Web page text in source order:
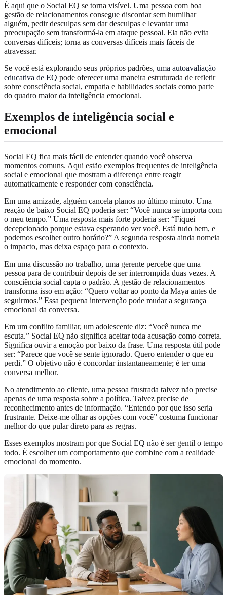
É aqui que o Social EQ se torna visível. Uma pessoa com boa
gestão de relacionamentos consegue discordar sem humilhar
alguém, pedir desculpas sem dar desculpas e levantar uma
preocupação sem transformá-la em ataque pessoal. Ela não evita
conversas difíceis; torna as conversas difíceis mais fáceis de
atravessar.
Se você está explorando seus próprios padrões, uma autoavaliação
educativa de EQ pode oferecer uma maneira estruturada de refletir
sobre consciência social, empatia e habilidades sociais como parte
do quadro maior da inteligência emocional.
Exemplos de inteligência social e
emocional
Social EQ fica mais fácil de entender quando você observa
momentos comuns. Aqui estão exemplos frequentes de inteligência
social e emocional que mostram a diferença entre reagir
automaticamente e responder com consciência.
Em uma amizade, alguém cancela planos no último minuto. Uma
reação de baixo Social EQ poderia ser: “Você nunca se importa com
o meu tempo.” Uma resposta mais forte poderia ser: “Fiquei
decepcionado porque estava esperando ver você. Está tudo bem, e
podemos escolher outro horário?” A segunda resposta ainda nomeia
o impacto, mas deixa espaço para o contexto.
Em uma discussão no trabalho, uma gerente percebe que uma
pessoa para de contribuir depois de ser interrompida duas vezes. A
consciência social capta o padrão. A gestão de relacionamentos
transforma isso em ação: “Quero voltar ao ponto da Maya antes de
seguirmos.” Essa pequena intervenção pode mudar a segurança
emocional da conversa.
Em um conflito familiar, um adolescente diz: “Você nunca me
escuta.” Social EQ não significa aceitar toda acusação como correta.
Significa ouvir a emoção por baixo da frase. Uma resposta útil pode
ser: “Parece que você se sente ignorado. Quero entender o que eu
perdi.” O objetivo não é concordar instantaneamente; é ter uma
conversa melhor.
No atendimento ao cliente, uma pessoa frustrada talvez não precise
apenas de uma resposta sobre a política. Talvez precise de
reconhecimento antes de informação. “Entendo por que isso seria
frustrante. Deixe-me olhar as opções com você” costuma funcionar
melhor do que pular direto para as regras.
Esses exemplos mostram por que Social EQ não é ser gentil o tempo
todo. É escolher um comportamento que combine com a realidade
emocional do momento.